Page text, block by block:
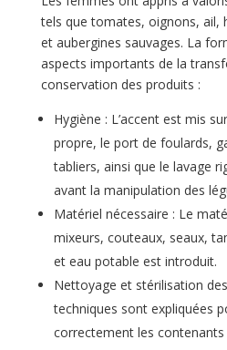
tels que tomates, oignons, ail,
et aubergines sauvages. La
aspects importants de la
conservation des produits :
Hygiène : L’accent est mis
propre, le port de foulards,
tabliers, ainsi que le lavage
avant la manipulation des
Matériel nécessaire : Le
mixeurs, couteaux, seaux,
et eau potable est introduit.
Nettoyage et stérilisation
techniques sont expliquées
correctement les contenants